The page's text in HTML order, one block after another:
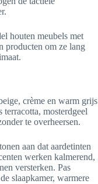
houten meubels met
producten om ze lang
crème en warm grijs
terracotta, mosterdgeel
te overheersen.
aan dat aardetinten
werken kalmerend,
versterken. Pas
slaapkamer, warmere